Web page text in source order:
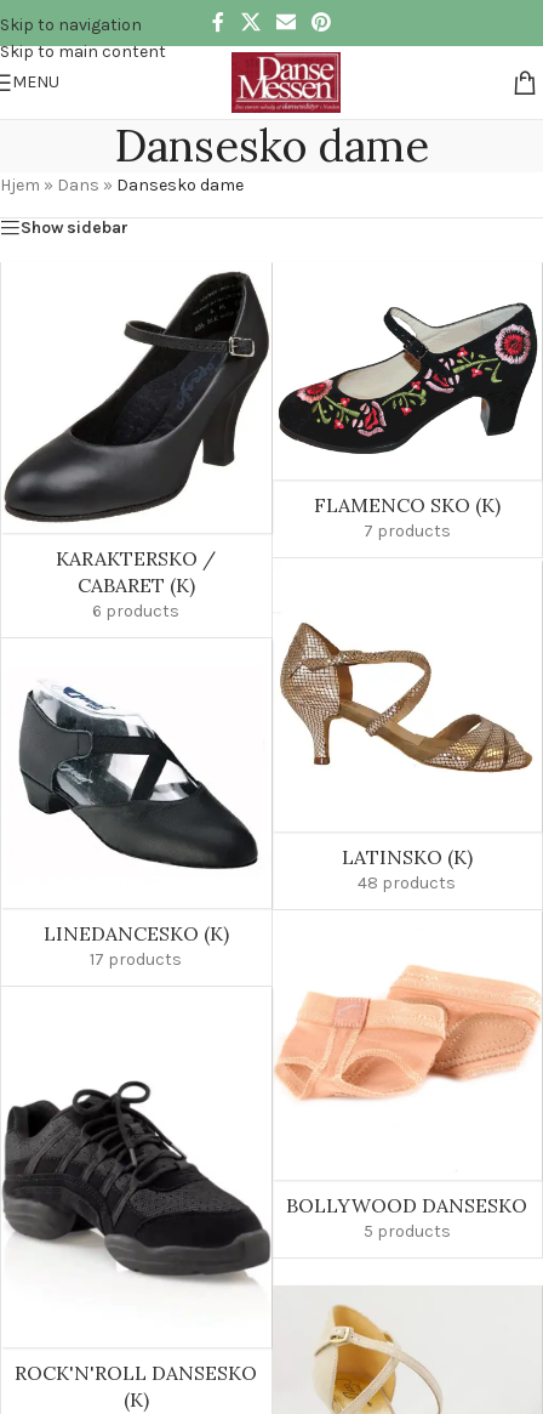
Skip to navigation
Skip to main content
MENU
Dansesko dame
Hjem » Dans » Dansesko dame
Show sidebar
KARAKTERSKO /
CABARET (K)
6 products
FLAMENCO SKO (K)
7 products
LATINSKO (K)
48 products
LINEDANCESKO (K)
17 products
BOLLYWOOD DANSESKO
5 products
ROCK'N'ROLL DANSESKO
(K)